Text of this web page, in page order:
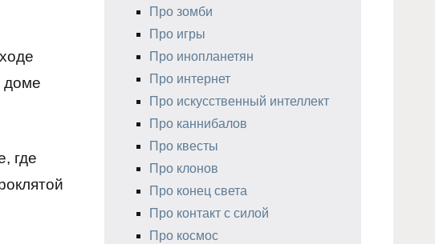
доме
где
Про зомби
Про игры
Про инопланетян
Про интернет
Про искусственный интеллект
Про каннибалов
Про квесты
Про клонов
Про конец света
Про контакт с силой
Про космос